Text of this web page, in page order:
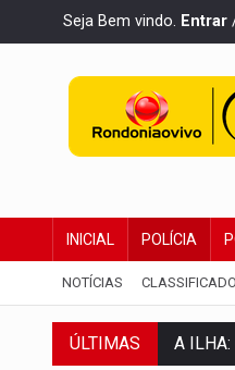
Seja Bem vindo. Entrar
INICIAL POLÍCIA
NOTÍCIAS
ÚLTIMAS
A ILHA: